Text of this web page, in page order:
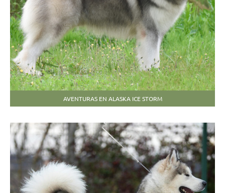
AVENTURAS EN ALASKA ICE STORM